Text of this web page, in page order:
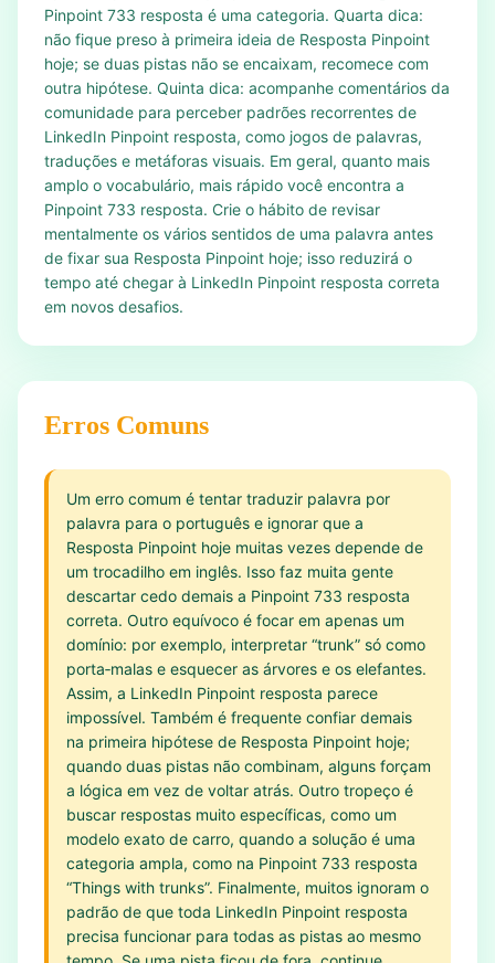
Pinpoint 733 resposta é uma categoria. Quarta dica:
não fique preso à primeira ideia de Resposta Pinpoint
hoje; se duas pistas não se encaixam, recomece com
outra hipótese. Quinta dica: acompanhe comentários da
comunidade para perceber padrões recorrentes de
LinkedIn Pinpoint resposta, como jogos de palavras,
traduções e metáforas visuais. Em geral, quanto mais
amplo o vocabulário, mais rápido você encontra a
Pinpoint 733 resposta. Crie o hábito de revisar
mentalmente os vários sentidos de uma palavra antes
de fixar sua Resposta Pinpoint hoje; isso reduzirá o
tempo até chegar à LinkedIn Pinpoint resposta correta
em novos desafios.
Erros Comuns
Um erro comum é tentar traduzir palavra por
palavra para o português e ignorar que a
Resposta Pinpoint hoje muitas vezes depende de
um trocadilho em inglês. Isso faz muita gente
descartar cedo demais a Pinpoint 733 resposta
correta. Outro equívoco é focar em apenas um
domínio: por exemplo, interpretar “trunk” só como
porta‑malas e esquecer as árvores e os elefantes.
Assim, a LinkedIn Pinpoint resposta parece
impossível. Também é frequente confiar demais
na primeira hipótese de Resposta Pinpoint hoje;
quando duas pistas não combinam, alguns forçam
a lógica em vez de voltar atrás. Outro tropeço é
buscar respostas muito específicas, como um
modelo exato de carro, quando a solução é uma
categoria ampla, como na Pinpoint 733 resposta
“Things with trunks”. Finalmente, muitos ignoram o
padrão de que toda LinkedIn Pinpoint resposta
precisa funcionar para todas as pistas ao mesmo